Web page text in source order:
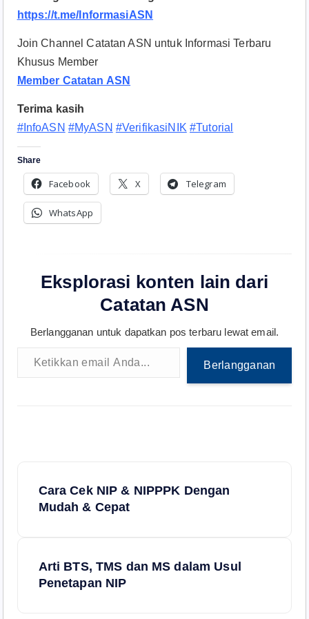
https://t.me/InformasiASN
Join Channel Catatan ASN untuk Informasi Terbaru
Khusus Member
Member Catatan ASN
Terima kasih
#InfoASN #MyASN #VerifikasiNIK #Tutorial
Share
Facebook X Telegram
WhatsApp
Eksplorasi konten lain dari
Catatan ASN
Berlangganan untuk dapatkan pos terbaru lewat email.
Ketikkan email Anda...
Berlangganan
Cara Cek NIP & NIPPPK Dengan
Mudah & Cepat
Arti BTS, TMS dan MS dalam Usul
Penetapan NIP